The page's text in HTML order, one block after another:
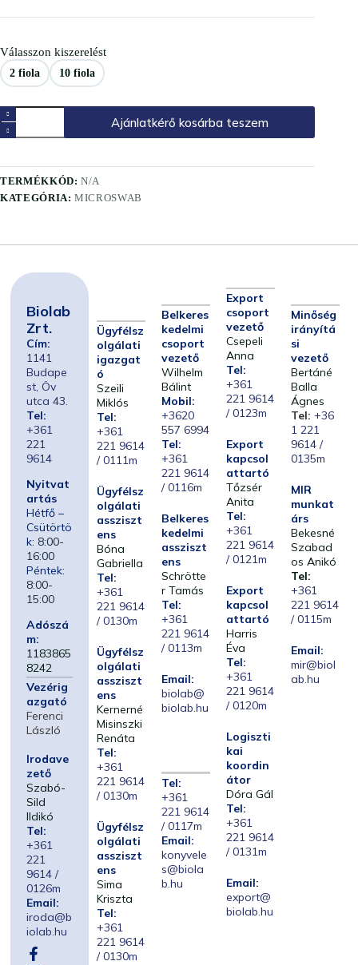
Válasszon kiszerelést
2 fiola 10 fiola
Ajánlatkérő kosárba teszem
TERMÉKKÓD:N/A
KATEGÓRIA:MICROSWAB
Biolab
Zrt.
Cím:
1141
Budape
st, Öv
utca 43.
Tel:
+361
221
9614
Nyitvat
artás
Hétfő –
Csütörtö
k: 8:00-
16:00
Péntek:
8:00-
15:00
Adószá
m:
1183865
8242
Vezérig
azgató
Ferenci
László
Irodave
zető
Szabó-
Sild
Ildikó
Tel:
+361
221
9614 /
0126m
Email:
iroda@b
iolab.hu
Ügyfélsz
olgálati
igazgat
ó
Szeili
Miklós
Tel:
+361
221 9614
/ 0111m
Ügyfélsz
olgálati
assziszt
ens
Bóna
Gabriella
Tel:
+361
221 9614
/ 0130m
Ügyfélsz
olgálati
assziszt
ens
Kernerné
Misinszki
Renáta
Tel:
+361
221 9614
/ 0130m
Ügyfélsz
olgálati
assziszt
ens
Sima
Kriszta
Tel:
+361
221 9614
/ 0130m
Belkeres
kedelmi
csoport
vezető
Wilhelm
Bálint
Mobil:
+3620
557 6994
Tel:
+361
221 9614
/ 0116m
Belkeres
kedelmi
assziszt
ens
Schrötte
r Tamás
Tel:
+361
221 9614
/ 0113m
Email:
biolab@
biolab.hu
Tel:
+361
221 9614
/ 0117m
Email:
konyvele
s@biola
b.hu
Export
csoport
vezető
Csepeli
Anna
Tel:
+361
221 9614
/ 0123m
Export
kapcsol
attartó
Tőzsér
Anita
Tel:
+361
221 9614
/ 0121m
Export
kapcsol
attartó
Harris
Éva
Tel:
+361
221 9614
/ 0120m
Logiszti
kai
koordin
átor
Dóra Gál
Tel:
+361
221 9614
/ 0131m
Email:
export@
biolab.hu
Minőség
irányítá
si
vezető
Bertáné
Balla
Ágnes
Tel: +36
1 221
9614 /
0135m
MIR
munkat
árs
Bekesné
Szabad
os Anikó
Tel:
+361
221 9614
/ 0115m
Email:
mir@biol
ab.hu